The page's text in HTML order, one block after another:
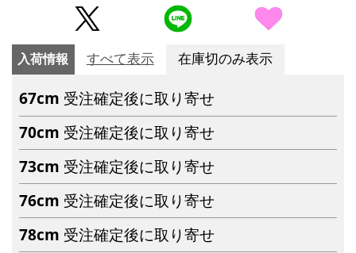
入荷情報 すべて表示 在庫切のみ表示
67cm 受注確定後に取り寄せ
70cm 受注確定後に取り寄せ
73cm 受注確定後に取り寄せ
76cm 受注確定後に取り寄せ
78cm 受注確定後に取り寄せ